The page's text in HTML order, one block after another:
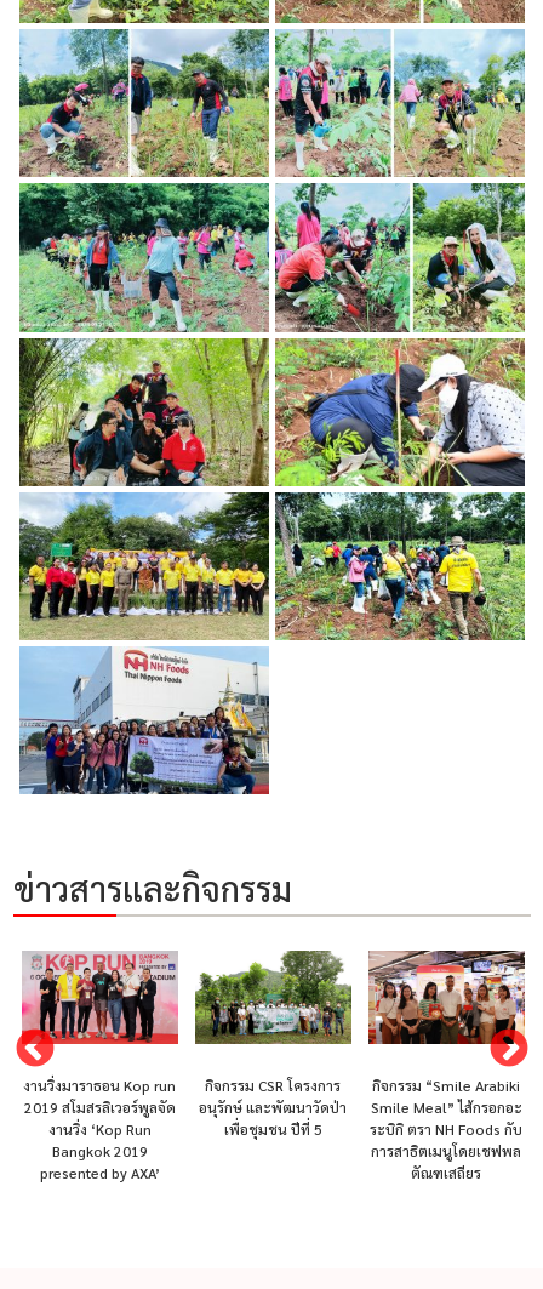
ข่าวสารและกิจกรรม
งานวิ่งมาราธอน Kop run
2019 สโมสรลิเวอร์พูลจัด
งานวิ่ง ‘Kop Run
Bangkok 2019
presented by AXA’
กิจกรรม CSR โครงการ
อนุรักษ์ และพัฒนาวัดป่า
เพื่อชุมชน ปีที่ 5
กิจกรรม “Smile Arabiki
Smile Meal” ไส้กรอกอะ
ระบิกิ ตรา NH Foods กับ
การสาธิตเมนูโดยเชฟพล
ตัณฑเสถียร